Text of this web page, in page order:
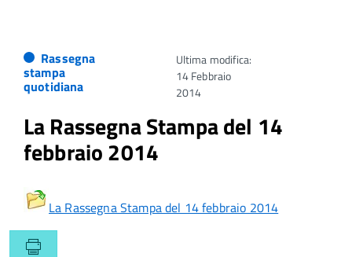
Rassegna
stampa
quotidiana
Ultima modifica:
14 Febbraio
2014
La Rassegna Stampa del 14
febbraio 2014
La Rassegna Stampa del 14 febbraio 2014